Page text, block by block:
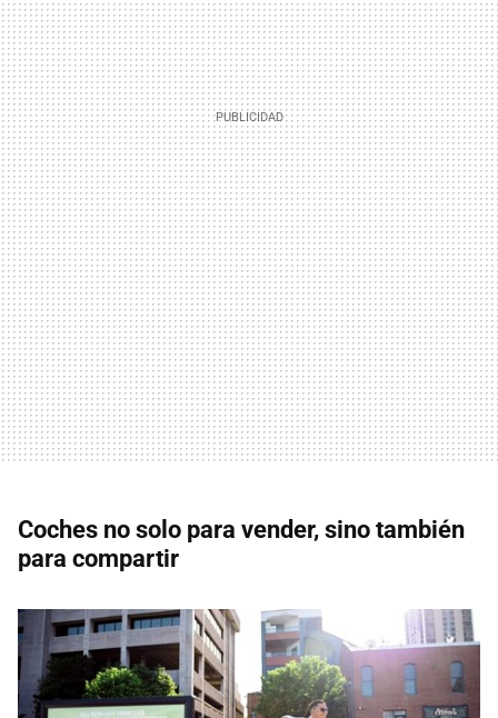
Coches no solo para vender, sino también
para compartir